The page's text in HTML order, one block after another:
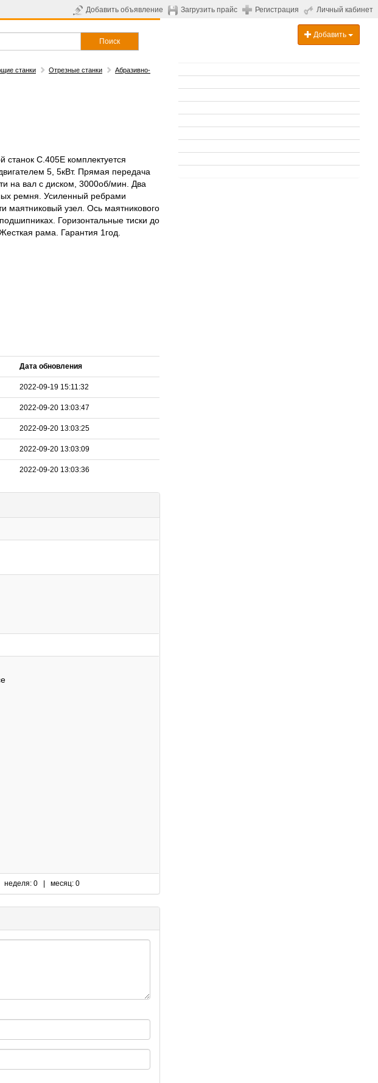
Добавить объявление Загрузить прайс Регистрация Личный кабинет
Поиск
Добавить
станки Отрезные станки
Абразивно-
станок С.405Е комплектуется
5, 5кВт. Прямая передача
на вал с диском, 3000об/мин. Два
ремня. Усиленный ребрами
маятниковый узел. Ось маятникового
Горизонтальные тиски до
рама. Гарантия 1год.
Дата обновления
2022-09-19 15:11:32
2022-09-20 13:03:47
2022-09-20 13:03:25
2022-09-20 13:03:09
2022-09-20 13:03:36
неделя: 0 | месяц: 0